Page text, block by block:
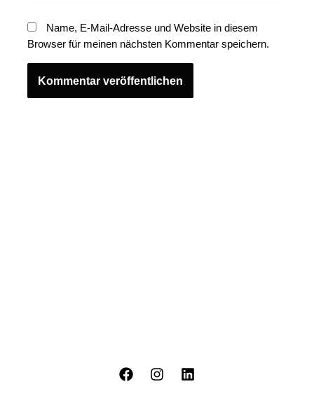
Name, E-Mail-Adresse und Website in diesem
Browser für meinen nächsten Kommentar speichern.